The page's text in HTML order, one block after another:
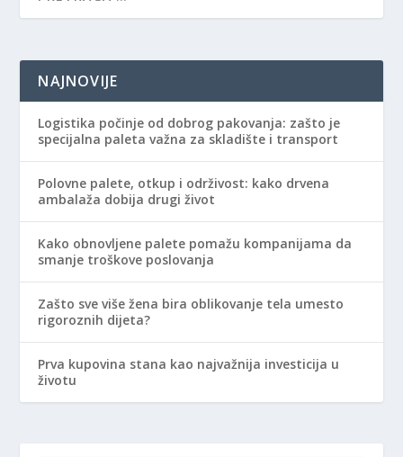
NAJNOVIJE
Logistika počinje od dobrog pakovanja: zašto je
specijalna paleta važna za skladište i transport
Polovne palete, otkup i održivost: kako drvena
ambalaža dobija drugi život
Kako obnovljene palete pomažu kompanijama da
smanje troškove poslovanja
Zašto sve više žena bira oblikovanje tela umesto
rigoroznih dijeta?
Prva kupovina stana kao najvažnija investicija u
životu